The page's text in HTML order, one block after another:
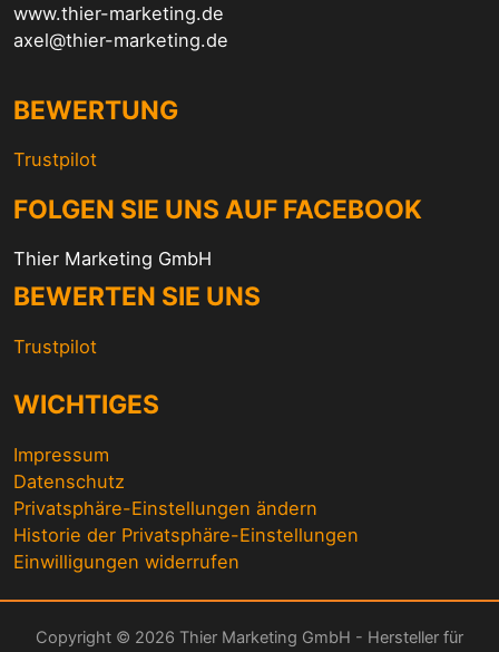
www.thier-marketing.de
axel@thier-marketing.de
BEWERTUNG
Trustpilot
FOLGEN SIE UNS AUF FACEBOOK
Thier Marketing GmbH
BEWERTEN SIE UNS
Trustpilot
WICHTIGES
Impressum
Datenschutz
Privatsphäre-Einstellungen ändern
Historie der Privatsphäre-Einstellungen
Einwilligungen widerrufen
Copyright © 2026 Thier Marketing GmbH - Hersteller für